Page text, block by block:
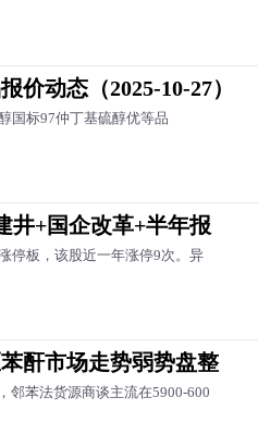
价动态（2025-10-27）
国标97仲丁基硫醇优等品
井+国企改革+半年报
停板，该股近一年涨停9次。异
酐市场走势弱势盘整
邻苯法货源商谈主流在5900-600